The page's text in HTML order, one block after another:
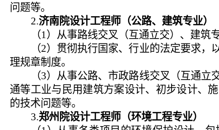
问题等。
2.济南院设计工程师（公路、建筑专业）
（1）从事路线交叉（互通立交）、建筑
（2）贯彻执行国家、行业的法定要求，
理规章制度。
（3）从事公路、市政路线交叉（互通立
通等工业与民用建筑方案设计、初步设计、
的技术问题等。
3.郑州院设计工程师（环境工程专业）